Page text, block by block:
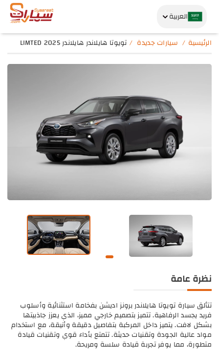
العربية
الرئيسية سيارات جديدة تويوتا هايلاندر هايلاندر LIMTED 2025
نظرة عامة
تتألق سيارة تويوتا هايلاندر برونز اديشن بفخامة استثنائية وأسلوب
فريد يجسد الرفاهية. تتميز بتصميم خارجي مميز، الذي يعزز جاذبيتها
بشكل لافت. يتميز داخل المركبة بتفاصيل دقيقة وأنيقة، مع استخدام
مواد عالية الجودة وتقنيات حديثة. تتمتع بأداء قوي وتقنيات قيادة
متطورة، مما يوفر تجربة قيادة سلسة ومريحة.